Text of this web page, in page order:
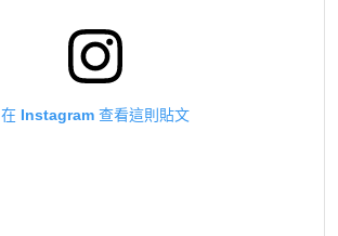
在 Instagram 查看這則貼文